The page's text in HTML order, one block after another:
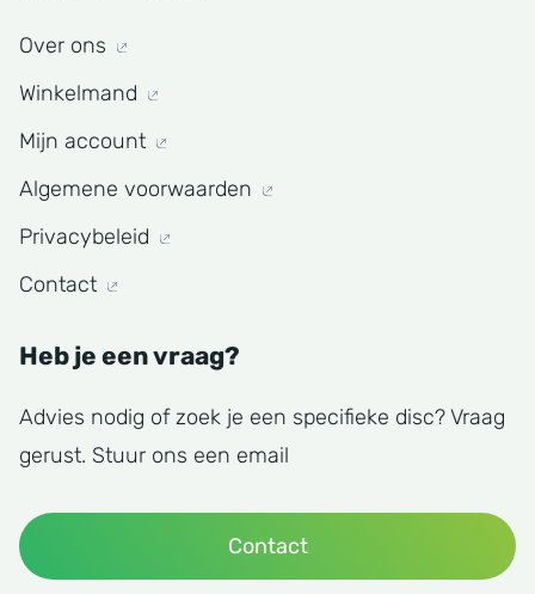
Over ons
Winkelmand
Mijn account
Algemene voorwaarden
Privacybeleid
Contact
Heb je een vraag?
Advies nodig of zoek je een specifieke disc? Vraag
gerust. Stuur ons een email
Contact